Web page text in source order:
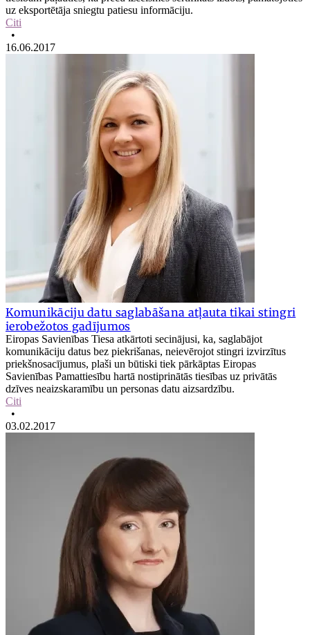
uz eksportētāja sniegtu patiesu informāciju.
Citi
•
16.06.2017
Komunikāciju datu saglabāšana atļauta tikai stingri
ierobežotos gadījumos
Eiropas Savienības Tiesa atkārtoti secinājusi, ka, saglabājot
komunikāciju datus bez piekrišanas, neievērojot stingri izvirzītus
priekšnosacījumus, plaši un būtiski tiek pārkāptas Eiropas
Savienības Pamattiesību hartā nostiprinātās tiesības uz privātās
dzīves neaizskaramību un personas datu aizsardzību.
Citi
•
03.02.2017